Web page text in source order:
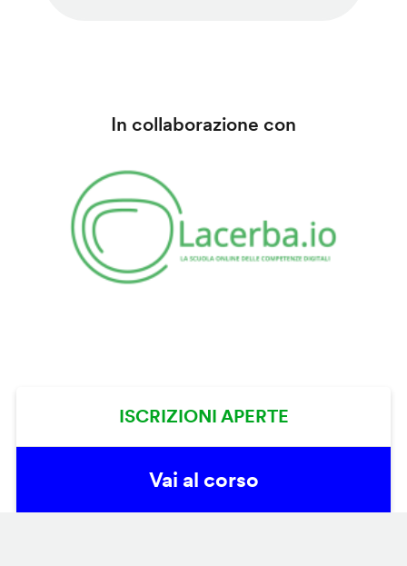
In collaborazione con
ISCRIZIONI APERTE
Vai al corso